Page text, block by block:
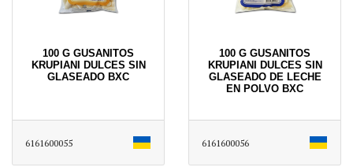
100 G GUSANITOS
KRUPIANI DULCES SIN
GLASEADO BXC
6161600055
100 G GUSANITOS
KRUPIANI DULCES SIN
GLASEADO DE LECHE
EN POLVO BXC
6161600056